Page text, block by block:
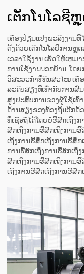
ເຕັກໂນໂລຊີ
ເຄື່ອງປ່ຽນແປງພະລັງງານ
ຕັ້ງດ້ວຍເຕັກໂນໂລຢີການຫຼຸ
ເວລາໃຊ້ງານ ເຮັດໃຫ້ເຫມ
ການໃຊ້ງານນອກບ້ານ. ໂດ
ວິສະວະກຳທີ່ທັນສະໄໝ ເຄື່
ລະດັບສຽງທີ່ເທົ່າກັບການສົ
ສູງປະສົບການຂອງຜູ້ໃຊ້ເທົ່
ດ້ານສຽງຂອງທ້ອງຖິ່ນອີກດ້
ທີ່ເຊື່ອຖືໄດ້ໂດຍບໍ່ຮີ້ສຶກເຖິງ
ສຶກເຖິງການຮີ້ສຶກເຖິງການ
ເຖິງການຮີ້ສຶກເຖິງການຮີ້ສຶກ
ການຮີ້ສຶກເຖິງການຮີ້ສຶກເຖິ
ສຶກເຖິງການຮີ້ສຶກເຖິງການ
ເຖິງການຮີ້ສຶກເຖິງການຮີ້ສຶກ